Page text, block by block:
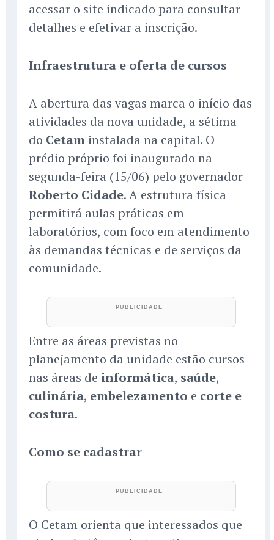
acessar o site indicado para consultar
detalhes e efetivar a inscrição.
Infraestrutura e oferta de cursos
A abertura das vagas marca o início das
atividades da nova unidade, a sétima
do Cetam instalada na capital. O
prédio próprio foi inaugurado na
segunda-feira (15/06) pelo governador
Roberto Cidade. A estrutura física
permitirá aulas práticas em
laboratórios, com foco em atendimento
às demandas técnicas e de serviços da
comunidade.
Entre as áreas previstas no
planejamento da unidade estão cursos
nas áreas de informática, saúde,
culinária, embelezamento e corte e
costura.
Como se cadastrar
O Cetam orienta que interessados que